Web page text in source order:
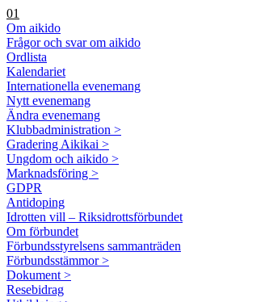
01
Om aikido
Frågor och svar om aikido
Ordlista
Kalendariet
Internationella evenemang
Nytt evenemang
Ändra evenemang
Klubbadministration >
Gradering Aikikai >
Ungdom och aikido >
Marknadsföring >
GDPR
Antidoping
Idrotten vill – Riksidrottsförbundet
Om förbundet
Förbundsstyrelsens sammanträden
Förbundsstämmor >
Dokument >
Resebidrag